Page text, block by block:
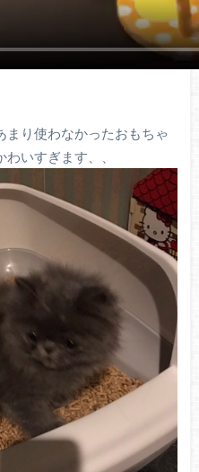
まり使わなかったおもちゃ
いすぎます、、